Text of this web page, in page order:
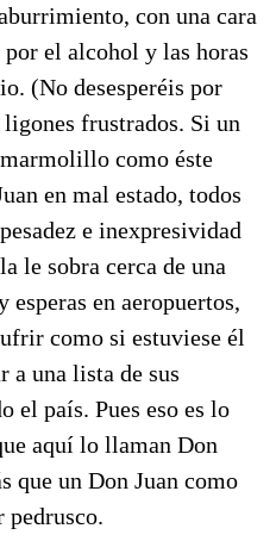
con una cara
el alcohol y las horas
(No desesperéis por
frustrados. Si un
como éste
en mal estado, todos
e inexpresividad
le sobra cerca de una
esperas en aeropuertos,
como si estuviese él
a una lista de sus
el país. Pues eso es lo
aquí lo llaman Don
que un Don Juan como
pedrusco.